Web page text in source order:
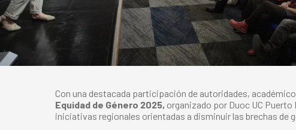
Con una destacada participación de autoridades,
Equidad de Género 2025, organizado por Duoc UC
iniciativas regionales orientadas a disminuir las brechas de